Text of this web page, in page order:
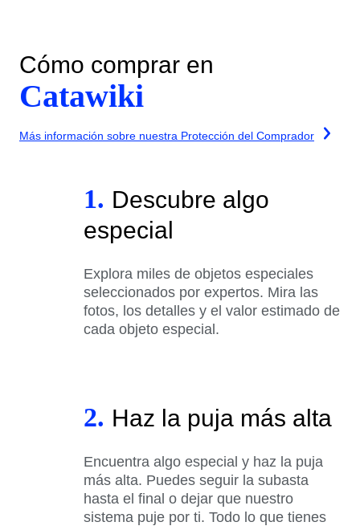
Cómo comprar en
Catawiki
Más información sobre nuestra Protección del Comprador
1. Descubre algo
especial
Explora miles de objetos especiales
seleccionados por expertos. Mira las
fotos, los detalles y el valor estimado de
cada objeto especial.
2. Haz la puja más alta
Encuentra algo especial y haz la puja
más alta. Puedes seguir la subasta
hasta el final o dejar que nuestro
sistema puje por ti. Todo lo que tienes